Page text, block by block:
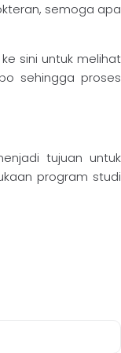
semoga apa
sini untuk melihat
sehingga proses
tujuan untuk
program studi